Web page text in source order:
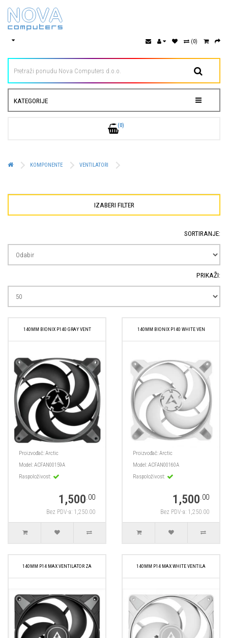
(0)
KATEGORIJE
(0)
KOMPONENTE VENTILATORI
IZABERI FILTER
SORTIRANJE:
PRIKAŽI:
140MM BIONIX P140 GRAY VENT
Proizvođač:Arctic
Model:ACFAN00159A
Raspoloživost:
1,500.00
Bez PDV-a: 1,250.00
140MM BIONIX P140 WHITE VEN
Proizvođač:Arctic
Model:ACFAN00160A
Raspoloživost:
1,500.00
Bez PDV-a: 1,250.00
140MM P14 MAX VENTILATOR ZA 140MM P14 MAX WHITE VENTILA